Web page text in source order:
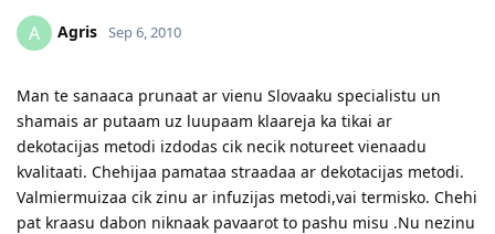
A Agris Sep 6, 2010
Man te sanaaca prunaat ar vienu Slovaaku specialistu un
shamais ar putaam uz luupaam klaareja ka tikai ar
dekotacijas metodi izdodas cik necik notureet vienaadu
kvalitaati. Chehijaa pamataa straadaa ar dekotacijas metodi.
Valmiermuizaa cik zinu ar infuzijas metodi,vai termisko. Chehi
pat kraasu dabon niknaak pavaarot to pashu misu .Nu nezinu